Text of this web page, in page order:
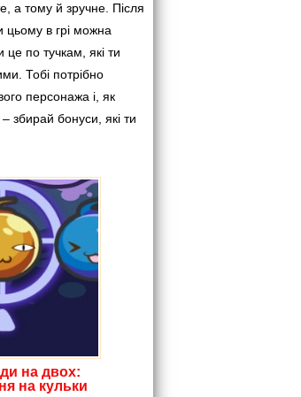
а тому й зручне. Після
цьому в грі можна
це по тучкам, які ти
Тобі потрібно
персонажа і, як
збирай бонуси, які ти
на двох:
на кульки